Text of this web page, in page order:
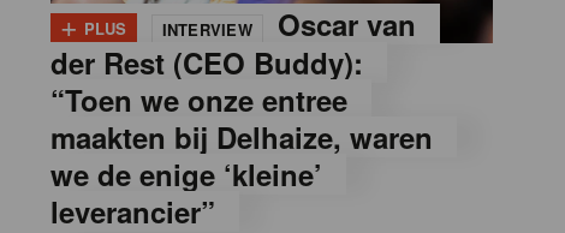
+ PLUS INTERVIEW
Oscar van
der Rest (CEO Buddy):
“Toen we onze entree
maakten bij Delhaize, waren
we de enige ‘kleine’
leverancier”